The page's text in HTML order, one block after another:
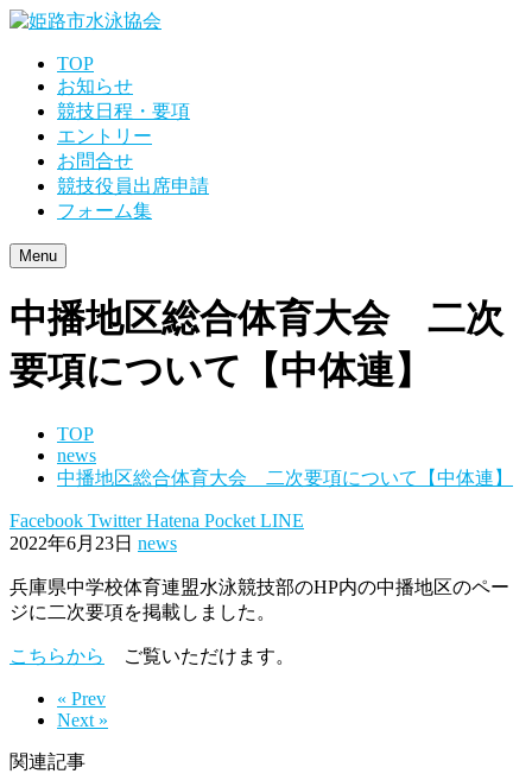
TOP
お知らせ
競技日程・要項
エントリー
お問合せ
競技役員出席申請
フォーム集
Menu
中播地区総合体育大会 二次
要項について【中体連】
TOP
news
中播地区総合体育大会 二次要項について【中体連】
Facebook TwitterHatena Pocket LINE
2022年6月23日 news
兵庫県中学校体育連盟水泳競技部のHP内の中播地区のペー
ジに二次要項を掲載しました。
こちらから ご覧いただけます。
« Prev
Next »
関連記事